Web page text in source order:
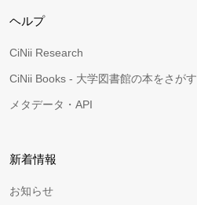
ヘルプ
CiNii Research
CiNii Books - 大学図書館の本をさがす
メタデータ・API
新着情報
お知らせ